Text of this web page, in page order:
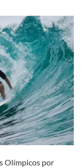
Olímpicos por